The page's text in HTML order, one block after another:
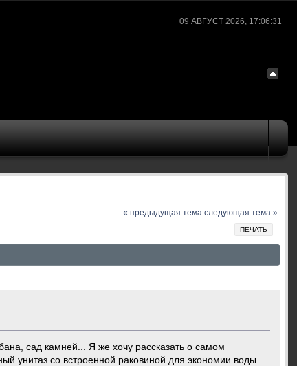
09 АВГУСТ 2026, 17:06:31
« предыдущая тема следующая тема »
ПЕЧАТЬ
сад камней... Я же хочу рассказать о самом
унитаз со встроенной раковиной для экономии воды